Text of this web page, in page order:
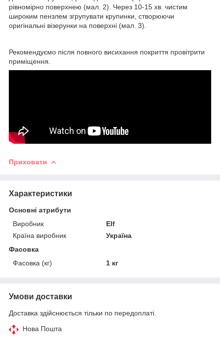
рівномірно поверхнею (мал. 2). Через 10-15 хв. чистим
широким пензлем згрупувати крупинки, створюючи
оригінальні візерунки на поверхні (мал. 3).
Рекомендуємо після повного висихання покриття провітрити
приміщення.
Приховати
Характеристики
Основні атрибути
Виробник
Elf
Країна виробник
Україна
Фасовка
Фасовка (кг)
1 кг
Умови доставки
Доставка здійснюється тільки по передоплаті.
Нова Пошта